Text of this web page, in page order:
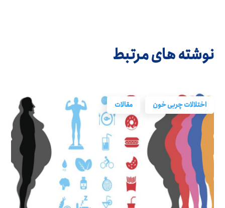
نوشته های مرتبط
اختلالات چربی خون مقالات